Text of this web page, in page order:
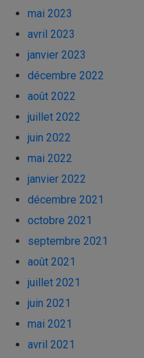
mai 2023
avril 2023
janvier 2023
décembre 2022
août 2022
juillet 2022
juin 2022
mai 2022
janvier 2022
décembre 2021
octobre 2021
septembre 2021
août 2021
juillet 2021
juin 2021
mai 2021
avril 2021